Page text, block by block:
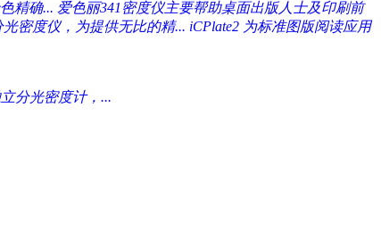
精确... 爱色丽341密度仪主要帮助桌面出版人士及印刷前
密度仪，为提供无比的精... iCPlate2 为标准图版阅读应用
分光密度计，...